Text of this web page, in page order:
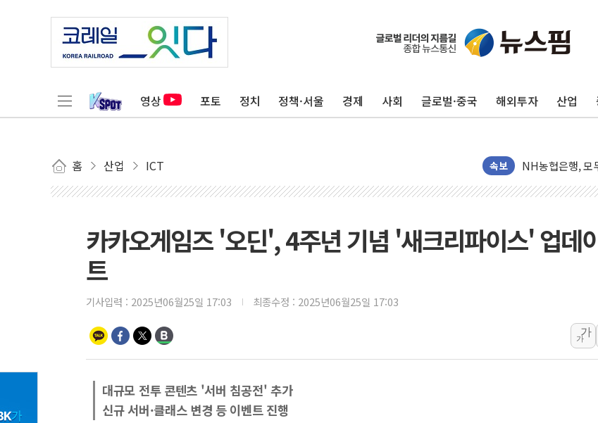
영상 포토 정치 정책·서울 경제 사회 글로벌·중국 해외투자 산업
홈 산업 ICT 속보
전남광주 화정역
청도 문수리 야
헥토이노베이션,
우리은행, 고창
민병덕 "오늘 67
하나금융이 쏘아
코스피·코스닥
'입추'인데 연일
장동혁 "규제와
[속보] 종합특검,
카카오게임즈 '오딘', 4주년 기념 '새크리파이스' 업데
트
기사입력 : 2025년06월25일 17:03 최종수정 : 2025년06월25일 17:03
가
가
대규모 전투 콘텐츠 '서버 침공전' 추가
신규 서버·클래스 변경 등 이벤트 진행